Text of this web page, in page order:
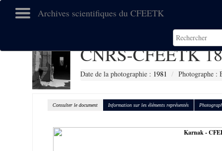
Archives scientifiques du CFEETK
CNRS-CFEETK
Date de la photographie : 1981 Photographe :
Consulter le document Information sur les éléments représentés